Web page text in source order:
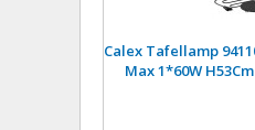
Calex Tafellamp
Max 1*60W